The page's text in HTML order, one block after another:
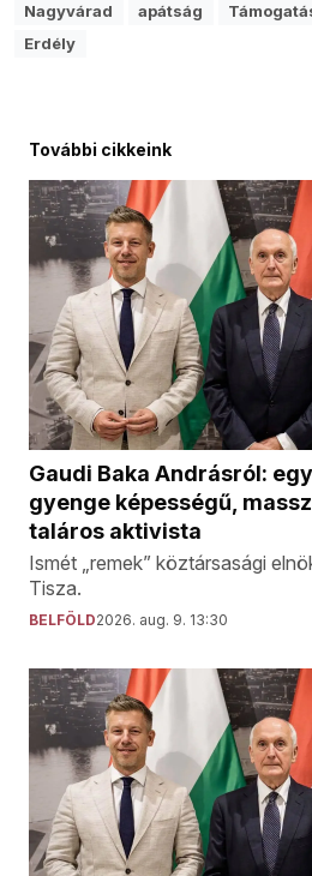
Nagyvárad
apátság
Erdély
További cikkeink
Gaudi Baka Andrásról:
gyenge képességű,
taláros aktivista
Ismét „remek” köztársasági
Tisza.
BELFÖLD2026. aug. 9. 13:30